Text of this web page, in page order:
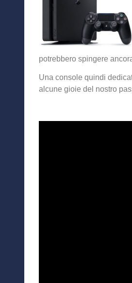
potrebbero spingere
Una console quindi
alcune gioie del nostro